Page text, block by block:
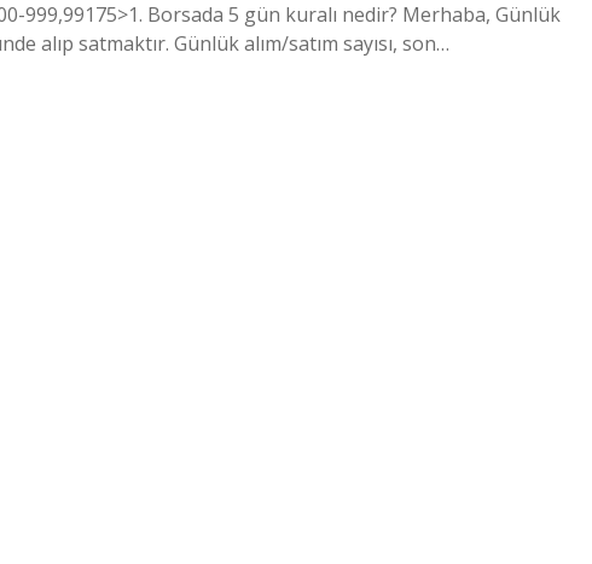
999,99175>1. Borsada 5 gün kuralı nedir? Merhaba, Günlük
alıp satmaktır. Günlük alım/satım sayısı, son…